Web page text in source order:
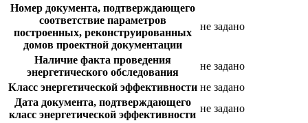
Номер документа, подтверждающего
соответствие параметров
построенных, реконструированных
домов проектной документации
не задано
Наличие факта проведения
энергетического обследования
не задано
Класс энергетической эффективности не задано
Дата документа, подтверждающего
класс энергетической эффективности
не задано